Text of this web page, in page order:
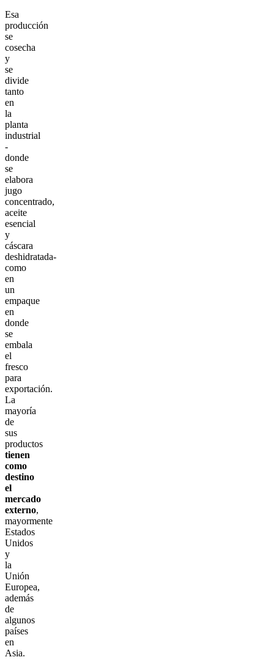
Esa
producción
se
cosecha
y
se
divide
tanto
en
la
planta
industrial
-
donde
se
elabora
jugo
concentrado,
aceite
esencial
y
cáscara
deshidratada-
como
en
un
empaque
en
donde
se
embala
el
fresco
para
exportación.
La
mayoría
de
sus
productos
tienen
como
destino
el
mercado
externo,
mayormente
Estados
Unidos
y
la
Unión
Europea,
además
de
algunos
países
en
Asia.